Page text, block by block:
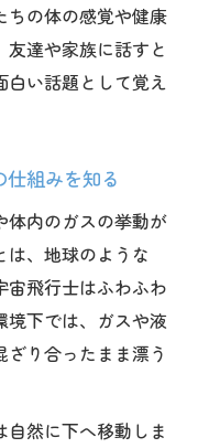
と科学的根拠を
化と注意点を紹
に与える影響を
身長の戻り方と
レゼント案まと
レゼント選びの
ちの体の感覚や健康
達や家族に話すと
い話題として覚え
組みを知る
体内のガスの挙動が
、地球のような
宙飛行士はふわふわ
境下では、ガスや液
り合ったまま漂う
然に下へ移動しま